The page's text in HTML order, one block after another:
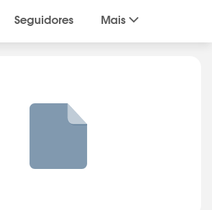
Seguidores Mais